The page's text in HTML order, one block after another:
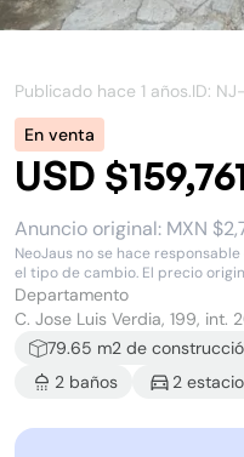
Publicado hace 1 años.ID: NJ-
En venta
USD
Anuncio original: MXN
NeoJaus no se hace
el tipo de cambio. El precio
Departamento
C. Jose Luis Verdia, 199, int.
79.65 m2 de
2 baños 2